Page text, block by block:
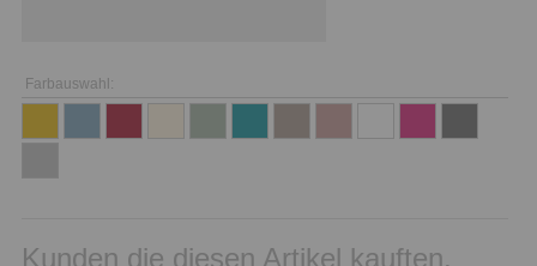
Farbauswahl:
Kunden die diesen Artikel kauften,